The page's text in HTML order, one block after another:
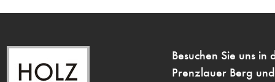
Besuchen Sie uns
Prenzlauer Berg